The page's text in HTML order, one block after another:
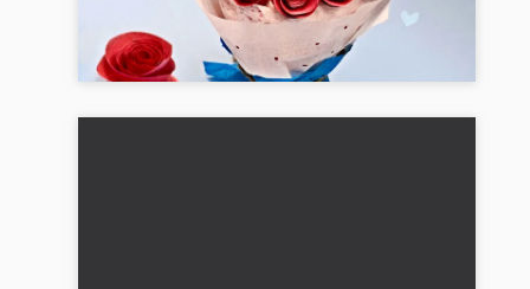
Dag. Dette holdbare alternativ til ægte blomster
er en perfekt gave lavet med kærlighed....